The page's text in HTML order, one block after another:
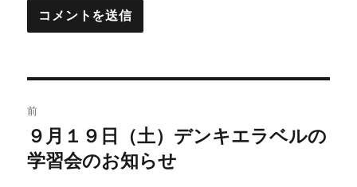
稿
ナ
前
前
の
９月１９日（土）デンキエラベルの
学習会のお知らせ